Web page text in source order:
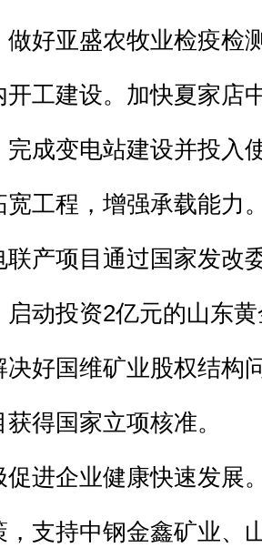
做好亚盛农牧业检疫检
开工建设。加快夏家店
完成变电站建设并投入
宽工程，增强承载能力
联产项目通过国家发改
启动投资2亿元的山东
决好国维矿业股权结构
得国家立项核准。
企业健康快速发展
，支持中钢金鑫矿业、